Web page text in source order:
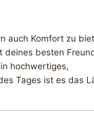
auch Komfort zu
deines besten
hochwertiges,
Tages ist es das